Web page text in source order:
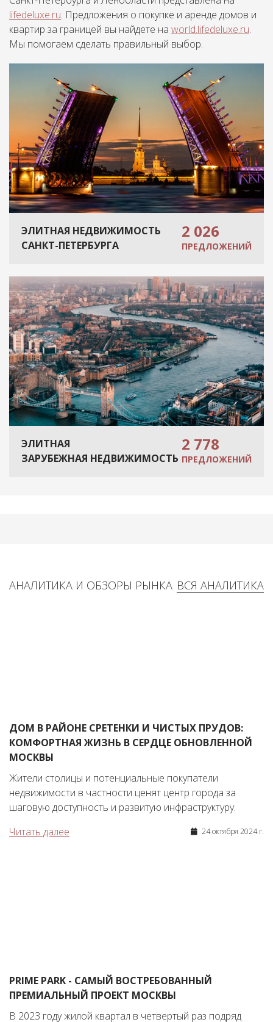
lifedeluxe.ru. Предложения о покупке и аренде домов и
квартир за границей вы найдете на world.lifedeluxe.ru.
Мы помогаем сделать правильный выбор.
ЭЛИТНАЯ НЕДВИЖИМОСТЬ
САНКТ-ПЕТЕРБУРГА
2 026
ПРЕДЛОЖЕНИЙ
ЭЛИТНАЯ
ЗАРУБЕЖНАЯ НЕДВИЖИМОСТЬ
2 778
ПРЕДЛОЖЕНИЙ
ВСЯ АНАЛИТИКА
АНАЛИТИКА И ОБЗОРЫ РЫНКА
ДОМ В РАЙОНЕ СРЕТЕНКИ И ЧИСТЫХ ПРУДОВ:
КОМФОРТНАЯ ЖИЗНЬ В СЕРДЦЕ ОБНОВЛЕННОЙ
МОСКВЫ
Жители столицы и потенциальные покупатели
недвижимости в частности ценят центр города за
шаговую доступность и развитую инфраструктуру.
Читать далее
24 октября 2024 г.
PRIME PARK - САМЫЙ ВОСТРЕБОВАННЫЙ
ПРЕМИАЛЬНЫЙ ПРОЕКТ МОСКВЫ
В 2023 году жилой квартал в четвертый раз подряд